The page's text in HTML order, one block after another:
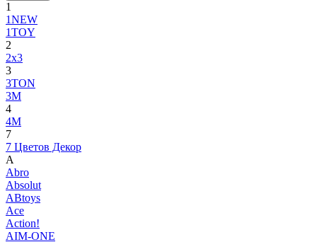
1
1NEW
1TOY
2
2x3
3
3TON
3М
4
4M
7
7 Цветов Декор
A
Abro
Absolut
ABtoys
Ace
Action!
AIM-ONE